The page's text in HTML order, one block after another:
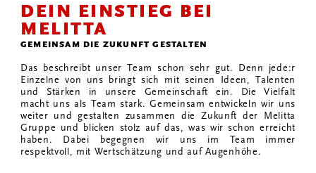
DEIN EINSTIEG BEI
MELITTA
GEMEINSAM DIE ZUKUNFT GESTALTEN
Das beschreibt unser Team schon sehr gut. Denn jede:r
Einzelne von uns bringt sich mit seinen Ideen, Talenten
und Stärken in unsere Gemeinschaft ein. Die Vielfalt
macht uns als Team stark. Gemeinsam entwickeln wir uns
weiter und gestalten zusammen die Zukunft der Melitta
Gruppe und blicken stolz auf das, was wir schon erreicht
haben. Dabei begegnen wir uns im Team immer
respektvoll, mit Wertschätzung und auf Augenhöhe.